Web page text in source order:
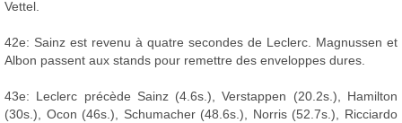
Vettel.
42e: Sainz est revenu à quatre secondes de Leclerc. Magnussen et
Albon passent aux stands pour remettre des enveloppes dures.
43e: Leclerc précède Sainz (4.6s.), Verstappen (20.2s.), Hamilton
(30s.), Ocon (46s.), Schumacher (48.6s.), Norris (52.7s.), Ricciardo